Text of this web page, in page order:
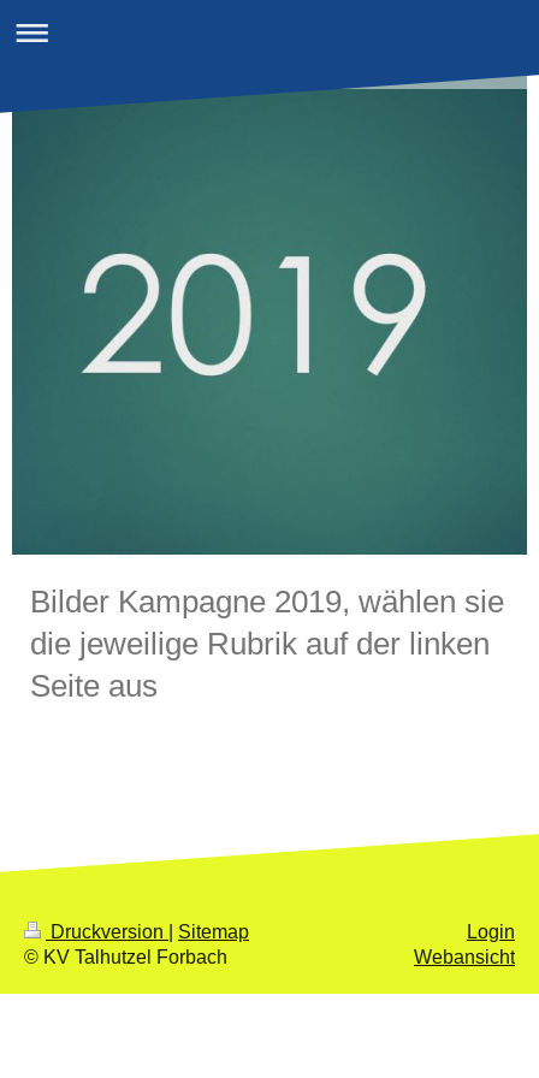
Bilder Kampagne 2019, wählen sie
die jeweilige Rubrik auf der linken
Seite aus
Druckversion
Sitemap
© KV Talhutzel Forbach
Login
Webansicht